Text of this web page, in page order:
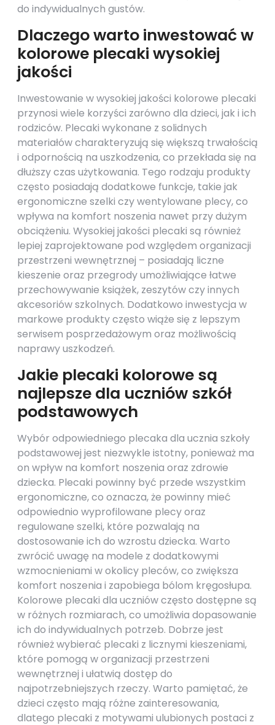
do indywidualnych gustów.
Dlaczego warto inwestować w
kolorowe plecaki wysokiej
jakości
Inwestowanie w wysokiej jakości kolorowe plecaki
przynosi wiele korzyści zarówno dla dzieci, jak i ich
rodziców. Plecaki wykonane z solidnych
materiałów charakteryzują się większą trwałością
i odpornością na uszkodzenia, co przekłada się na
dłuższy czas użytkowania. Tego rodzaju produkty
często posiadają dodatkowe funkcje, takie jak
ergonomiczne szelki czy wentylowane plecy, co
wpływa na komfort noszenia nawet przy dużym
obciążeniu. Wysokiej jakości plecaki są również
lepiej zaprojektowane pod względem organizacji
przestrzeni wewnętrznej – posiadają liczne
kieszenie oraz przegrody umożliwiające łatwe
przechowywanie książek, zeszytów czy innych
akcesoriów szkolnych. Dodatkowo inwestycja w
markowe produkty często wiąże się z lepszym
serwisem posprzedażowym oraz możliwością
naprawy uszkodzeń.
Jakie plecaki kolorowe są
najlepsze dla uczniów szkół
podstawowych
Wybór odpowiedniego plecaka dla ucznia szkoły
podstawowej jest niezwykle istotny, ponieważ ma
on wpływ na komfort noszenia oraz zdrowie
dziecka. Plecaki powinny być przede wszystkim
ergonomiczne, co oznacza, że powinny mieć
odpowiednio wyprofilowane plecy oraz
regulowane szelki, które pozwalają na
dostosowanie ich do wzrostu dziecka. Warto
zwrócić uwagę na modele z dodatkowymi
wzmocnieniami w okolicy pleców, co zwiększa
komfort noszenia i zapobiega bólom kręgosłupa.
Kolorowe plecaki dla uczniów często dostępne są
w różnych rozmiarach, co umożliwia dopasowanie
ich do indywidualnych potrzeb. Dobrze jest
również wybierać plecaki z licznymi kieszeniami,
które pomogą w organizacji przestrzeni
wewnętrznej i ułatwią dostęp do
najpotrzebniejszych rzeczy. Warto pamiętać, że
dzieci często mają różne zainteresowania,
dlatego plecaki z motywami ulubionych postaci z